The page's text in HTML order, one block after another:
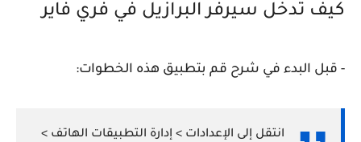
كيف تدخل سيرفر البرازيل في فري فاير
- قبل البدء في شرح قم بتطبيق هذه الخطوات:
انتقل إلى الإعدادات > إدارة التطبيقات الهاتف >